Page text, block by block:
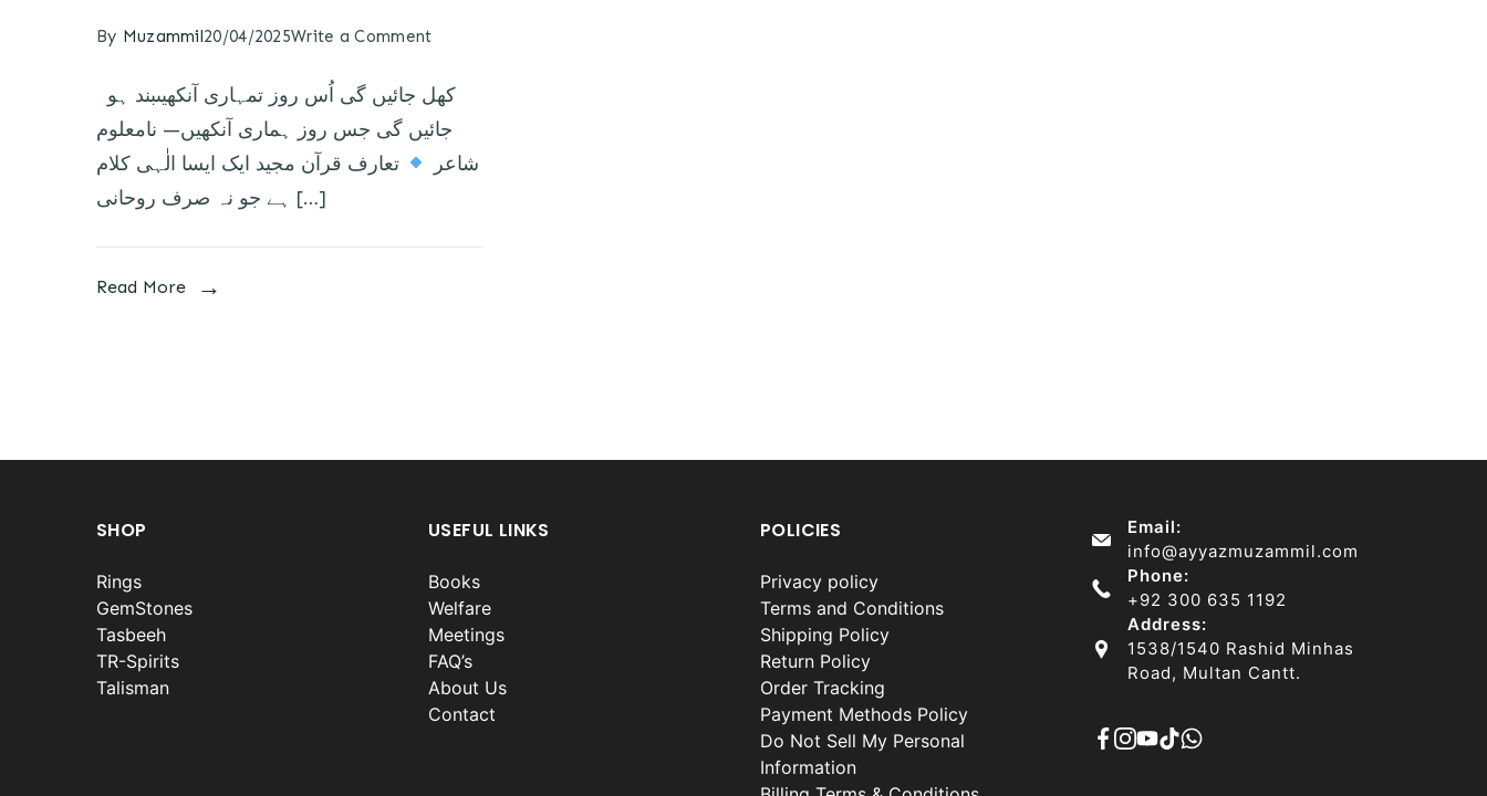
By Muzammil20/04/2025Write a Comment
جائیں گی جس روز ہماری آنکھیں— نامعلوم
شاعر
تعارف قرآن مجید ایک ایسا الٰہی کلام
ہے جو نہ صرف روحانی […]
Read More
SHOP
Rings
GemStones
Tasbeeh
TR-Spirits
Talisman
USEFUL LINKS
Books
Welfare
Meetings
FAQ’s
About Us
Contact
POLICIES
Privacy policy
Terms and Conditions
Shipping Policy
Return Policy
Order Tracking
Payment Methods Policy
Do Not Sell My Personal
Information
Email:
info@ayyazmuzammil.com
Phone:
+92 300 635 1192
Address:
1538/1540 Rashid Minhas
Road, Multan Cantt.